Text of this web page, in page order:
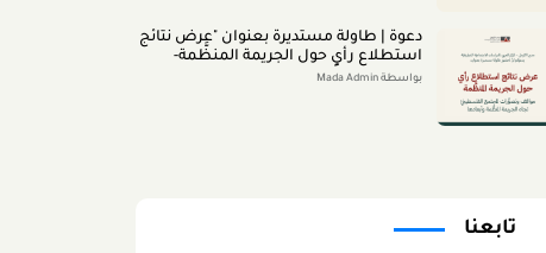
دعوة | طاولة مستديرة بعنوان "عرض نتائج
استطلاع رأي حول الجريمة المنظَّمة-
مواقف وتصوُّرات المجتمع الفلسطينيّ
بواسطة Mada Admin
تابعنا